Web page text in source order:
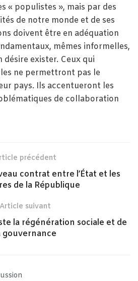
« populistes », mais par des
de notre monde et de ses
doivent être en adéquation
mêmes informelles,
désire exister. Ceux qui
ne permettront pas le
pays. Ils accentueront les
de collaboration
précédent
contrat entre l’État et les
de la République
Article suivant
la régénération sociale et de
gouvernance